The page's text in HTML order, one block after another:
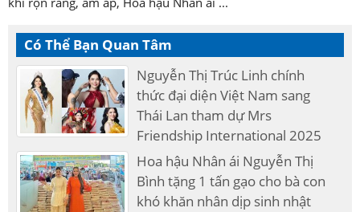
Có Thể Bạn Quan Tâm
Nguyễn Thị Trúc Linh chính
thức đại diện Việt Nam sang
Thái Lan tham dự Mrs
Friendship International 2025
Hoa hậu Nhân ái Nguyễn Thị
Bình tặng 1 tấn gạo cho bà con
khó khăn nhân dịp sinh nhật